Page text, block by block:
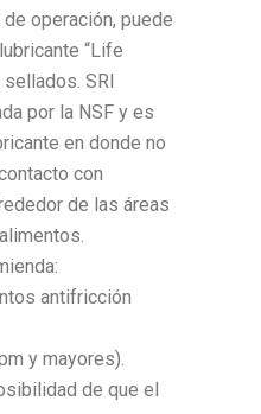
operación, puede
“Life
SRI
por la NSF y es
en donde no
con
de las áreas
antifricción
y mayores).
de que el